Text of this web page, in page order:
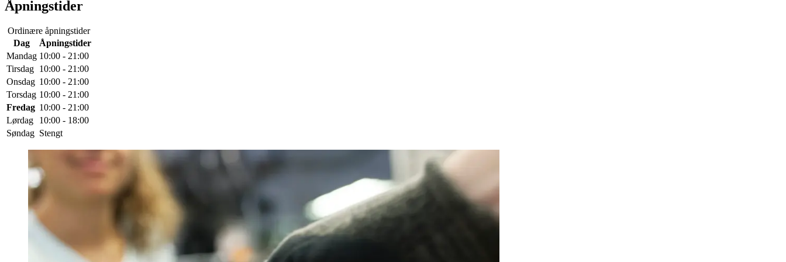
Åpningstider
Ordinære åpningstider
Dag
Åpningstider
Mandag 10:00 - 21:00
Tirsdag 10:00 - 21:00
Onsdag 10:00 - 21:00
Torsdag 10:00 - 21:00
Fredag 10:00 - 21:00
Lørdag
10:00 - 18:00
Søndag Stengt